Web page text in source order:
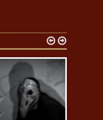
 